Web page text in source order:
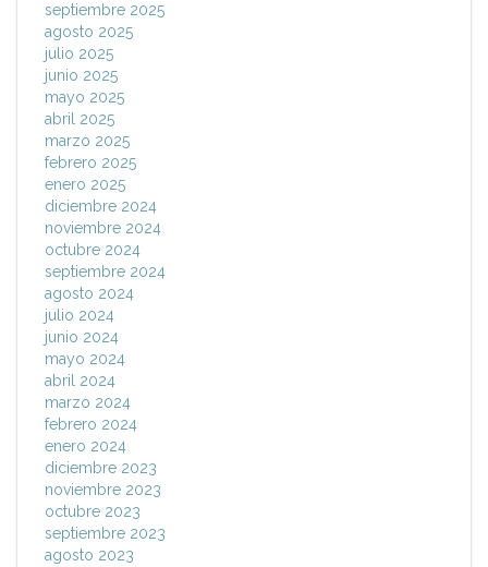
septiembre 2025
agosto 2025
julio 2025
junio 2025
mayo 2025
abril 2025
marzo 2025
febrero 2025
enero 2025
diciembre 2024
noviembre 2024
octubre 2024
septiembre 2024
agosto 2024
julio 2024
junio 2024
mayo 2024
abril 2024
marzo 2024
febrero 2024
enero 2024
diciembre 2023
noviembre 2023
octubre 2023
septiembre 2023
agosto 2023